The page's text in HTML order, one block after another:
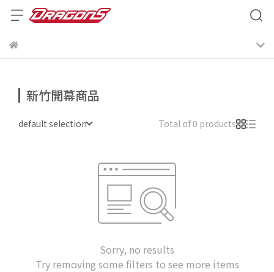
新竹開幕商品
default selection Total of 0 products
Sorry, no results
Try removing some filters to see more items